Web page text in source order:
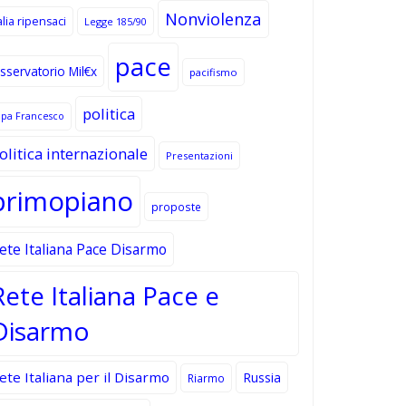
ripensaci Legge 185/90 Nonviolenza
Mil€x pace pacifismo
Francesco
politica
internazionale
Presentazioni
proposte
Italiana Pace Disarmo
Italiana Pace e
Italiana per il Disarmo Riarmo Russia